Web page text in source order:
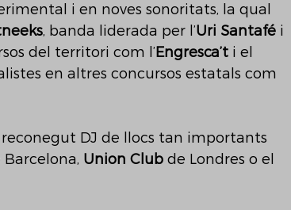
i en noves sonoritats, la qual
, banda liderada per l’Uri Santafé i
del territori com l’Engresca’t i el
en altres concursos estatals com
DJ de llocs tan importants
Barcelona, Union Club de Londres o el